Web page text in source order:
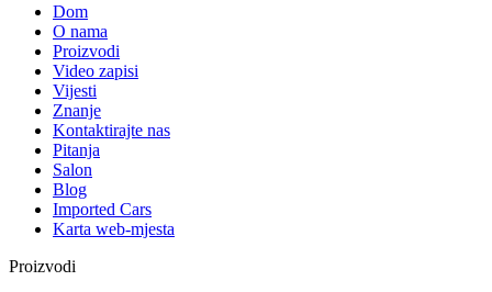
Dom
O nama
Proizvodi
Video zapisi
Vijesti
Znanje
Kontaktirajte nas
Pitanja
Salon
Blog
Imported Cars
Karta web-mjesta
Proizvodi